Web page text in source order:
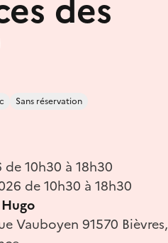
des
Sans réservation
10h30 à 18h30
de 10h30 à 18h30
Vauboyen 91570 Bièvres,